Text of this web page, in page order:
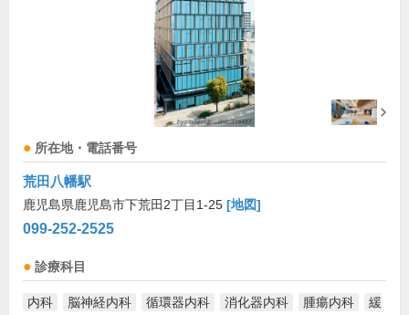
所在地・電話番号
荒田八幡駅
鹿児島県鹿児島市下荒田2丁目1-25 [地図]
099-252-2525
診療科目
内科 脳神経内科 循環器内科 消化器内科 腫瘍内科
緩